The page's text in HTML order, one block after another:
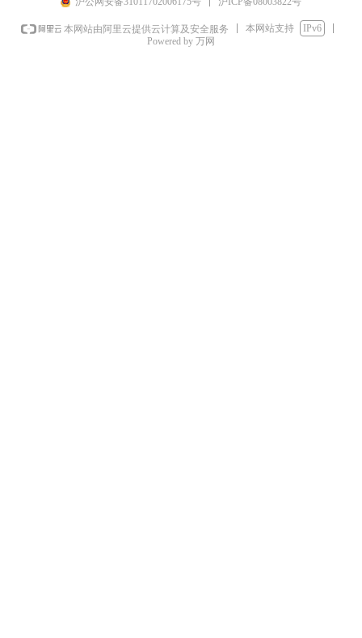
本网站由阿里云提供云计算及安全服务 本网站支持
IPv6
Powered by 万网